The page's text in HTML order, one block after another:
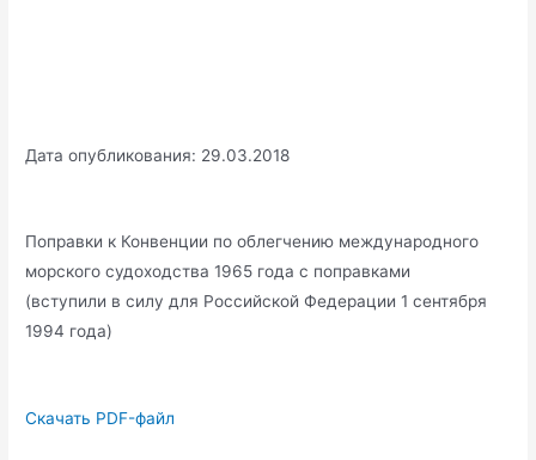
Дата опубликования: 29.03.2018
Поправки к Конвенции по облегчению международного
морского судоходства 1965 года с поправками
(вступили в силу для Российской Федерации 1 сентября
1994 года)
Скачать PDF-файл